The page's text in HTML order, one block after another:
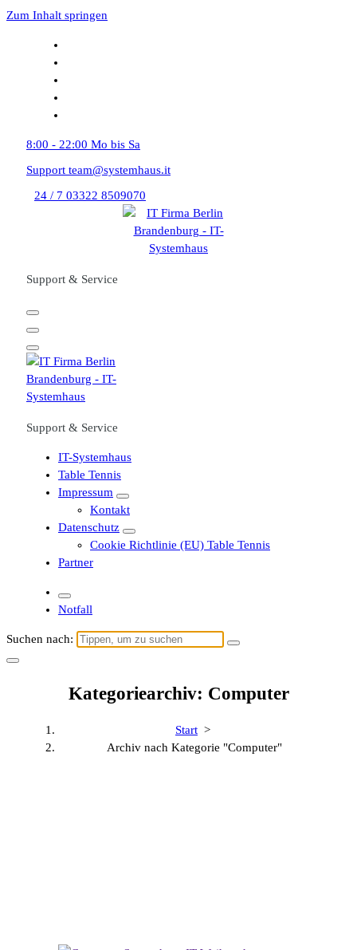
Zum Inhalt springen
8:00 - 22:00 Mo bis Sa
Support team@systemhaus.it
24 / 7 03322 8509070
Support & Service
Support & Service
IT-Systemhaus
Table Tennis
Impressum
Kontakt
Datenschutz
Cookie Richtlinie (EU) Table Tennis
Partner
Notfall
Suchen nach:
Kategoriearchiv: Computer
Start >
Archiv nach Kategorie "Computer"